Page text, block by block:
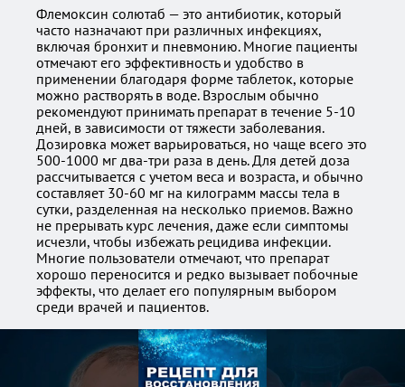
Флемоксин солютаб — это антибиотик, который
часто назначают при различных инфекциях,
включая бронхит и пневмонию. Многие пациенты
отмечают его эффективность и удобство в
применении благодаря форме таблеток, которые
можно растворять в воде. Взрослым обычно
рекомендуют принимать препарат в течение 5-10
дней, в зависимости от тяжести заболевания.
Дозировка может варьироваться, но чаще всего это
500-1000 мг два-три раза в день. Для детей доза
рассчитывается с учетом веса и возраста, и обычно
составляет 30-60 мг на килограмм массы тела в
сутки, разделенная на несколько приемов. Важно
не прерывать курс лечения, даже если симптомы
исчезли, чтобы избежать рецидива инфекции.
Многие пользователи отмечают, что препарат
хорошо переносится и редко вызывает побочные
эффекты, что делает его популярным выбором
среди врачей и пациентов.